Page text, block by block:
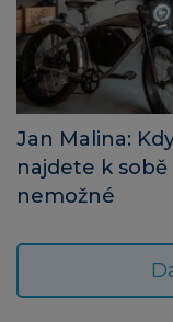
Jan Malina:
najdete k
nemožné